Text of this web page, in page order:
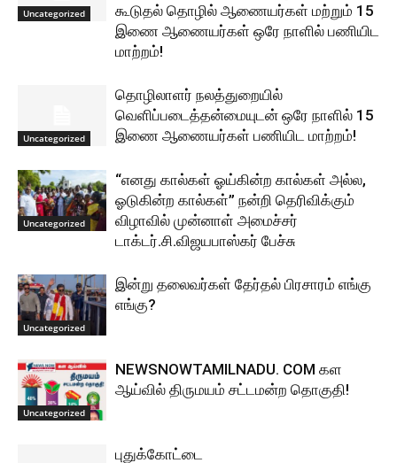
Uncategorized
கூடுதல் தொழில் ஆணையர்கள் மற்றும் 15
இணை ஆணையர்கள் ஒரே நாளில் பணியிட
மாற்றம்!
Uncategorized
தொழிலாளர் நலத்துறையில்
வெளிப்படைத்தன்மையுடன் ஒரே நாளில் 15
இணை ஆணையர்கள் பணியிட மாற்றம்!
Uncategorized
“எனது கால்கள் ஓய்கின்ற கால்கள் அல்ல,
ஓடுகின்ற கால்கள்” நன்றி தெரிவிக்கும்
விழாவில் முன்னாள் அமைச்சர்
டாக்டர்.சி.விஜயபாஸ்கர் பேச்சு
Uncategorized
இன்று தலைவர்கள் தேர்தல் பிரசாரம் எங்கு
எங்கு?
Uncategorized
NEWSNOWTAMILNADU. COM கள
ஆய்வில் திருமயம் சட்டமன்ற தொகுதி!
புதுக்கோட்டை